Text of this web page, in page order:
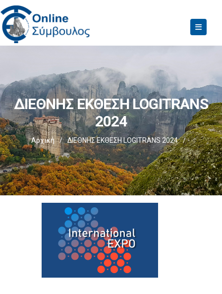
ΔΙΕΘΝΗΣ ΕΚΘΕΣΗ LOGITRANS
2024
Αρχική / ΔΙΕΘΝΗΣ ΕΚΘΕΣΗ LOGITRANS 2024 /